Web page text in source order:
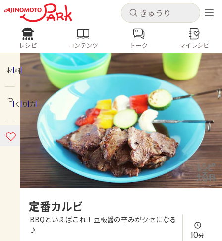
キャンセル
ログインするとレシピを保存できます
ログイン 新規登録
ホーム
コンテンツ
レシピ
よくあるお問い合わせ
キャンセル
レシピ コンテンツ
人気の食材・レシピ
きゅうり なす トマト
とうもろこし
ピーマン
みょうが ゴーヤ
レシピ コンテンツ トーク マイレシピ
材料
つくり方
定番カルビ
BBQといえばこれ！豆板醤の辛みがクセになる
♪
10分